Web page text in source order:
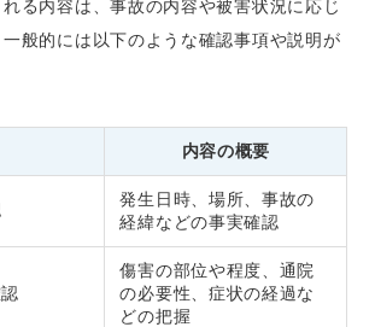
る内容は、事故の内容や被害状況に応じ
般的には以下のような確認事項や説明が
内容の概要
発生日時、場所、事故の
経緯などの事実確認
傷害の部位や程度、通院
の必要性、症状の経過な
どの把握